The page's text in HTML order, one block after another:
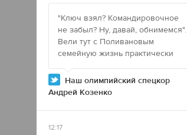
"Ключ взял? Командировочное
не забыл? Ну, давай, обнимемся".
Вели тут с Поливановым
семейную жизнь практически
Наш олимпийский спецкор
Андрей Козенко
12:17